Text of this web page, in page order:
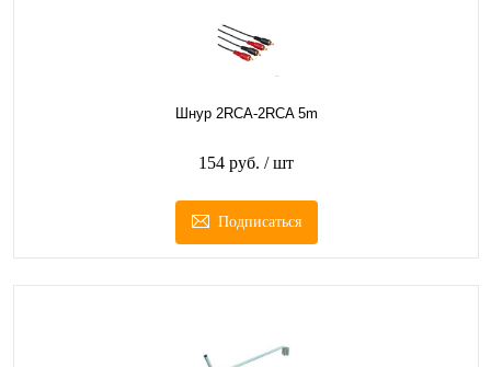
Шнур 2RCA-2RCA 5m
154 руб. / шт
Подписаться